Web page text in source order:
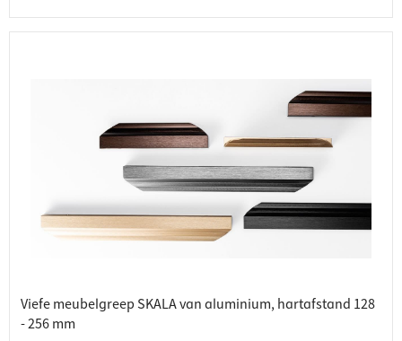
Viefe meubelgreep SKALA van aluminium, hartafstand 128
- 256 mm